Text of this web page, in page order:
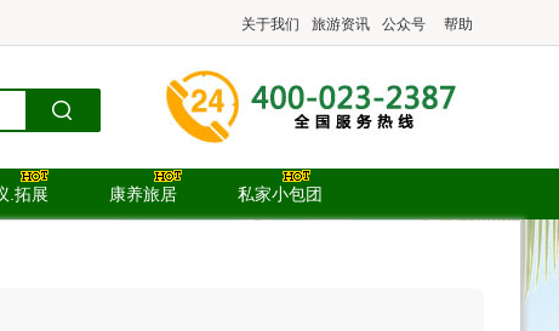
关于我们 旅游资讯 公众号 帮助
.拓展 康养旅居 私家小包团